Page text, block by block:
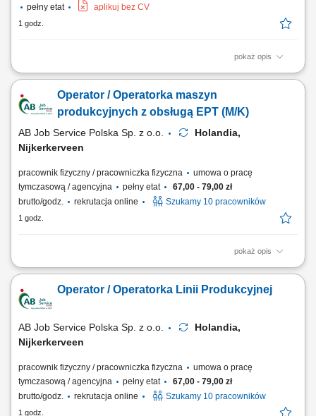
pełny etat
aplikuj bez CV
1 godz.
pokaż opis
Udział w produkcji prefabrykatów betonowych. Obsługa maszyn i
betonowaniem, zbrojeniem i przygotowaniem szalunków. Kontrola
jakości wykonywanych elementów. Przestrzeganie zasad
Operator / Operatorka maszyn
produkcyjnych z obsługą EPT (M/K)
AB Job Service Polska Sp. z o.o.
Holandia,
Nijkerkerveen
pracownik fizyczny / pracowniczka fizyczna
umowa o pracę
tymczasową / agencyjna
pełny etat
67,00 - 79,00 zł
brutto/godz.
rekrutacja online Szukamy 10 pracowników
1 godz.
pokaż opis
Nowoczesna holenderska firma z branży spożywczej, specjalizująca się
świeże i mrożone wyroby drobiowe dla klientów B2B w całej Europie,
dostosowując produkty do indywidualnych zamówień. Zakres
Operator / Operatorka Linii Produkcyjnej
AB Job Service Polska Sp. z o.o.
Holandia,
Nijkerkerveen
pracownik fizyczny / pracowniczka fizyczna
umowa o pracę
tymczasową / agencyjna
pełny etat
67,00 - 79,00 zł
brutto/godz.
rekrutacja online Szukamy 10 pracowników
1 godz.